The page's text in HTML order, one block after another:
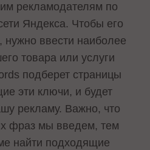
рекламодателям по
Яндекса. Чтобы его
нужно ввести наиболее
товара или услуги
подберет страницы
эти ключи, и будет
рекламу. Важно, что
фраз мы введем, тем
найти подходящие